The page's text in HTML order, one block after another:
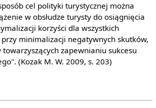
cel polityki turystycznej można
w obsłudze turysty do osiągnięcia
korzyści dla wszystkich
minimalizacji negatywnych skutków,
towarzyszących zapewnianiu sukcesu
(Kozak M. W. 2009, s. 203)